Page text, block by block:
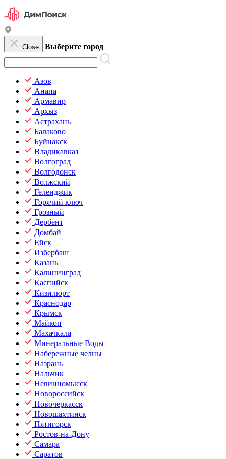
Close Выберите город
Азов
Анапа
Армавир
Архыз
Астрахань
Балаково
Буйнакск
Владикавказ
Волгоград
Волгодонск
Волжский
Геленджик
Горячий ключ
Грозный
Дербент
Домбай
Ейск
Избербаш
Казань
Калининград
Каспийск
Кизилюрт
Краснодар
Крымск
Майкоп
Махачкала
Минеральные Воды
Набережные челны
Назрань
Нальчик
Невинномысск
Новороссийск
Новочеркасск
Новошахтинск
Пятигорск
Ростов-на-Дону
Самара
Саратов